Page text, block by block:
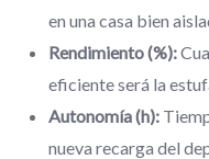
en una casa bien
Rendimiento (%):
eficiente será la
Autonomía (h):
nueva recarga del